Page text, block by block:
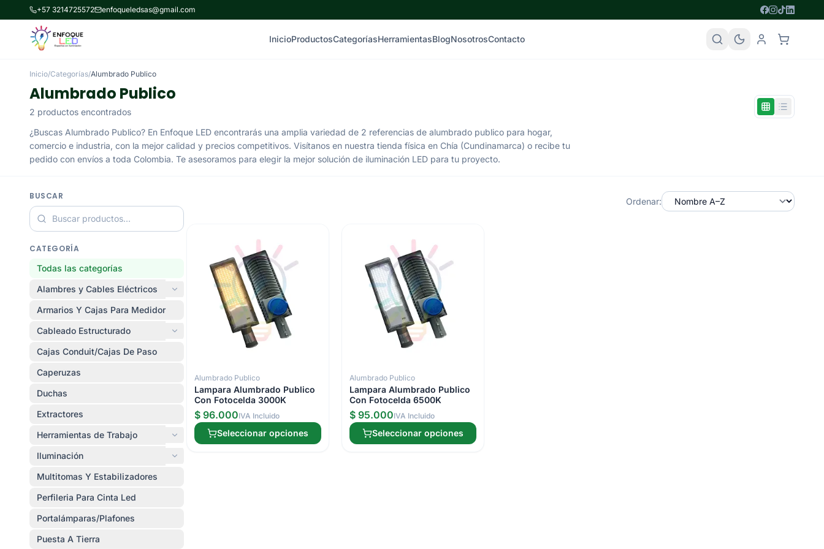
+57 3214725572 enfoqueledsas@gmail.com
InicioProductosCategoríasHerramientasBlogNosotrosContacto
Inicio/Categorías/Alumbrado Publico
Alumbrado Publico
2 productos encontrados
¿Buscas Alumbrado Publico? En Enfoque LED encontrarás una amplia variedad de 2 referencias de alumbrado publico para hogar,
comercio e industria, con la mejor calidad y precios competitivos. Visítanos en nuestra tienda física en Chía (Cundinamarca) o recibe tu
pedido con envíos a toda Colombia. Te asesoramos para elegir la mejor solución de iluminación LED para tu proyecto.
BUSCAR
CATEGORÍA
Todas las categorías
Alambres y Cables Eléctricos
Armarios Y Cajas Para Medidor
Cableado Estructurado
Cajas Conduit/Cajas De Paso
Caperuzas
Duchas
Extractores
Herramientas de Trabajo
Iluminación
Multitomas Y Estabilizadores
Perfileria Para Cinta Led
Portalámparas/Plafones
Puesta A Tierra
Ordenar:
Alumbrado Publico
Lampara Alumbrado Publico
Con Fotocelda 3000K
$ 96.000IVA Incluido
Seleccionar opciones
Alumbrado Publico
Lampara Alumbrado Publico
Con Fotocelda 6500K
$ 95.000IVA Incluido
Seleccionar opciones